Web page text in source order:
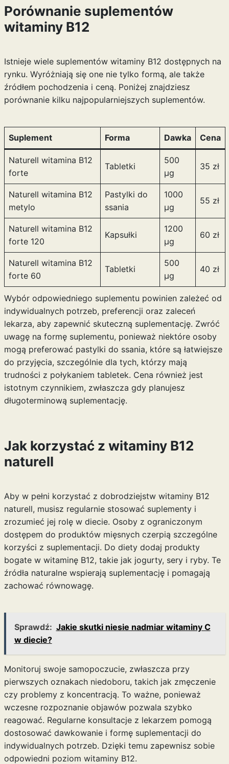
Porównanie suplementów
witaminy B12
Istnieje wiele suplementów witaminy B12 dostępnych na
rynku. Wyróżniają się one nie tylko formą, ale także
źródłem pochodzenia i ceną. Poniżej znajdziesz
porównanie kilku najpopularniejszych suplementów.
Suplement Forma Dawka Cena
Naturell witamina B12
forte
Tabletki
500
µg
35 zł
Naturell witamina B12
metylo
Pastylki do
ssania
1000
µg
55 zł
Naturell witamina B12
forte 120
Kapsułki
1200
µg
60 zł
Naturell witamina B12
forte 60
Tabletki
500
µg
40 zł
Wybór odpowiedniego suplementu powinien zależeć od
indywidualnych potrzeb, preferencji oraz zaleceń
lekarza, aby zapewnić skuteczną suplementację. Zwróć
uwagę na formę suplementu, ponieważ niektóre osoby
mogą preferować pastylki do ssania, które są łatwiejsze
do przyjęcia, szczególnie dla tych, którzy mają
trudności z połykaniem tabletek. Cena również jest
istotnym czynnikiem, zwłaszcza gdy planujesz
długoterminową suplementację.
Jak korzystać z witaminy B12
naturell
Aby w pełni korzystać z dobrodziejstw witaminy B12
naturell, musisz regularnie stosować suplementy i
zrozumieć jej rolę w diecie. Osoby z ograniczonym
dostępem do produktów mięsnych czerpią szczególne
korzyści z suplementacji. Do diety dodaj produkty
bogate w witaminę B12, takie jak jogurty, sery i ryby. Te
źródła naturalne wspierają suplementację i pomagają
zachować równowagę.
Sprawdź: Jakie skutki niesie nadmiar witaminy C
w diecie?
Monitoruj swoje samopoczucie, zwłaszcza przy
pierwszych oznakach niedoboru, takich jak zmęczenie
czy problemy z koncentracją. To ważne, ponieważ
wczesne rozpoznanie objawów pozwala szybko
reagować. Regularne konsultacje z lekarzem pomogą
dostosować dawkowanie i formę suplementacji do
indywidualnych potrzeb. Dzięki temu zapewnisz sobie
odpowiedni poziom witaminy B12.